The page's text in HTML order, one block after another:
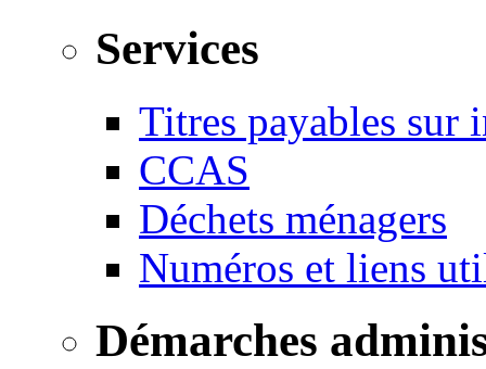
Services
Titres payables sur
CCAS
Déchets ménagers
Numéros et liens
Démarches